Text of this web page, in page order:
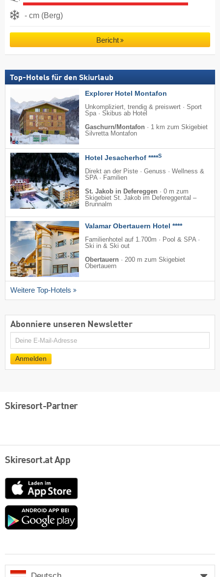
- cm (Berg)
Bericht
Top-Hotels für den Skiurlaub
Explorer Hotel Montafon
Unkompliziert, trendig & preiswert · Sport
Spa · Skibus ab Hotel
Gaschurn/Montafon · 1 km zum Skigebiet
Silvretta Montafon
Hotel Jesacherhof ****S
Direkt an der Piste · Genuss · Wellness &
SPA · Familien
St. Jakob in Defereggen · 0 m zum
Skigebiet St. Jakob im Defereggental –
Brunnalm
Valamar Obertauern Hotel ****
Familienhotel auf 1.700m · Pool & SPA ·
Ski in & Ski out
Obertauern · 200 m zum Skigebiet
Obertauern
Weitere Top-Hotels
Abonniere unseren Newsletter
E-
Anmelden
Skiresort-Partner
Skiresort.at App
App
Store
Google